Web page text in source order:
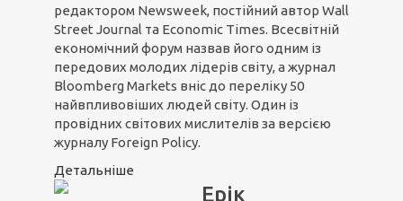
редактором Newsweek, постійний автор Wall
Street Journal та Economic Times. Всесвітній
економічний форум назвав його одним із
передових молодих лідерів світу, а журнал
Bloomberg Markets вніс до переліку 50
найвпливовіших людей світу. Один із
провідних світових мислителів за версією
журналу Foreign Policy.
Детальніше
Ерік